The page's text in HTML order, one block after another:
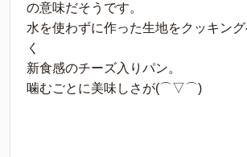
の意味だそうです。
水を使わずに作った生地をクッキン
く
新食感のチーズ入りパン。
噛むごとに美味しさが(⌒▽⌒)